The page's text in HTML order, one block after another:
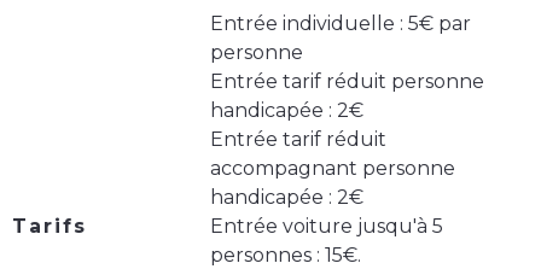
Tarifs
Entrée individuelle : 5€ par
personne
Entrée tarif réduit personne
handicapée : 2€
Entrée tarif réduit
accompagnant personne
handicapée : 2€
Entrée voiture jusqu'à 5
personnes : 15€.